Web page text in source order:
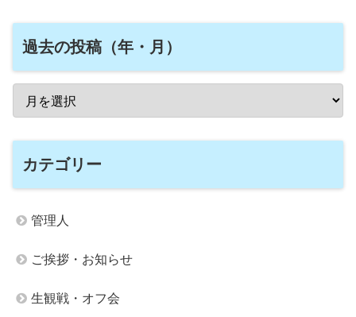
過去の投稿（年・月）
カテゴリー
管理人
ご挨拶・お知らせ
生観戦・オフ会